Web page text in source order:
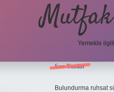
Yemekle
Son Yazılar
Bulundurma ruhsat